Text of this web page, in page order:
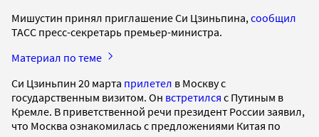
Мишустин принял приглашение Си Цзиньпина, сообщил
ТАСС пресс-секретарь премьер-министра.
Материал по теме
Си Цзиньпин 20 марта прилетел в Москву с
государственным визитом. Он встретился с Путиным в
Кремле. В приветственной речи президент России заявил,
что Москва ознакомилась с предложениями Китая по